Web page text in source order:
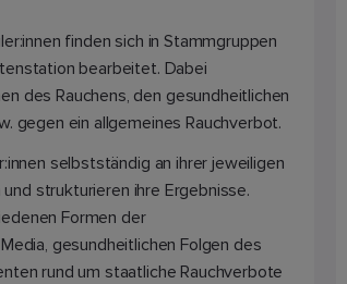
finden sich in Stammgruppen
bearbeitet. Dabei
des Rauchens, den gesundheitlichen
gegen ein allgemeines Rauchverbot.
selbstständig an ihrer jeweiligen
strukturieren ihre Ergebnisse.
Formen der
gesundheitlichen Folgen des
rund um staatliche Rauchverbote